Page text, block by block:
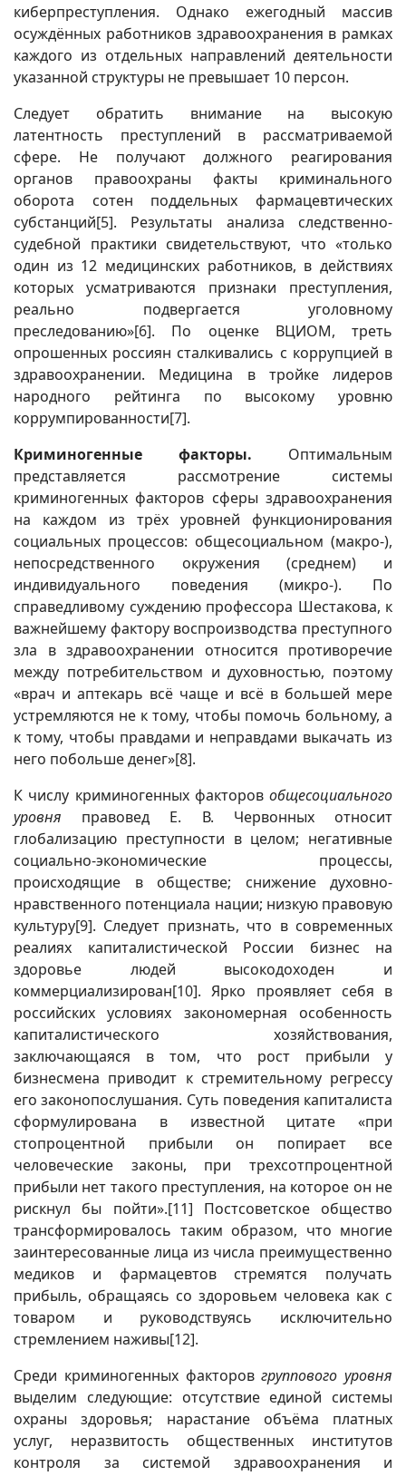
киберпреступления. Однако ежегодный массив
осуждённых работников здравоохранения в рамках
каждого из отдельных направлений деятельности
указанной структуры не превышает 10 персон.
Следует обратить внимание на высокую
латентность преступлений в рассматриваемой
сфере. Не получают должного реагирования
органов правоохраны факты криминального
оборота сотен поддельных фармацевтических
субстанций[5]. Результаты анализа следственно-
судебной практики свидетельствуют, что «только
один из 12 медицинских работников, в действиях
которых усматриваются признаки преступления,
реально подвергается уголовному
преследованию»[6]. По оценке ВЦИОМ, треть
опрошенных россиян сталкивались с коррупцией в
здравоохранении. Медицина в тройке лидеров
народного рейтинга по высокому уровню
коррумпированности[7].
Криминогенные факторы. Оптимальным
представляется рассмотрение системы
криминогенных факторов сферы здравоохранения
на каждом из трёх уровней функционирования
социальных процессов: общесоциальном (макро-),
непосредственного окружения (среднем) и
индивидуального поведения (микро-). По
справедливому суждению профессора Шестакова, к
важнейшему фактору воспроизводства преступного
зла в здравоохранении относится противоречие
между потребительством и духовностью, поэтому
«врач и аптекарь всё чаще и всё в большей мере
устремляются не к тому, чтобы помочь больному, а
к тому, чтобы правдами и неправдами выкачать из
него побольше денег»[8].
К числу криминогенных факторов общесоциального
уровня правовед Е. В. Червонных относит
глобализацию преступности в целом; негативные
социально-экономические процессы,
происходящие в обществе; снижение духовно-
нравственного потенциала нации; низкую правовую
культуру[9]. Следует признать, что в современных
реалиях капиталистической России бизнес на
здоровье людей высокодоходен и
коммерциализирован[10]. Ярко проявляет себя в
российских условиях закономерная особенность
капиталистического хозяйствования,
заключающаяся в том, что рост прибыли у
бизнесмена приводит к стремительному регрессу
его законопослушания. Суть поведения капиталиста
сформулирована в известной цитате «при
стопроцентной прибыли он попирает все
человеческие законы, при трехсотпроцентной
прибыли нет такого преступления, на которое он не
рискнул бы пойти».[11] Постсоветское общество
трансформировалось таким образом, что многие
заинтересованные лица из числа преимущественно
медиков и фармацевтов стремятся получать
прибыль, обращаясь со здоровьем человека как с
товаром и руководствуясь исключительно
стремлением наживы[12].
Среди криминогенных факторовгруппового уровня
выделим следующие: отсутствие единой системы
охраны здоровья; нарастание объёма платных
услуг, неразвитость общественных институтов
контроля за системой здравоохранения и